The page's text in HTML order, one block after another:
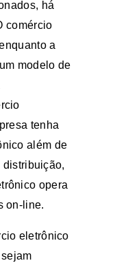
há
comércio
a
modelo de
tenha
além de
distribuição,
opera
on-line.
eletrônico